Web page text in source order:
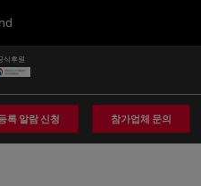
식후원
록 알람 신청 참가업체 문의